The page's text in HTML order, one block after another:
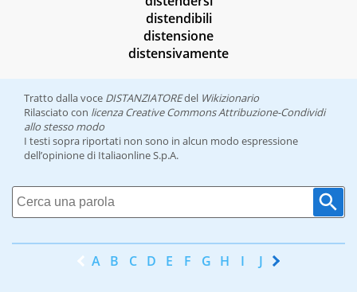
distendibili
distensione
distensivamente
Tratto dalla voce DISTANZIATOREdel Wikizionario
Rilasciato con licenza Creative Commons Attribuzione-Condividi
allo stesso modo
I testi sopra riportati non sono in alcun modo espressione
dell’opinione di Italiaonline S.p.A.
A B C D E F G H I J K